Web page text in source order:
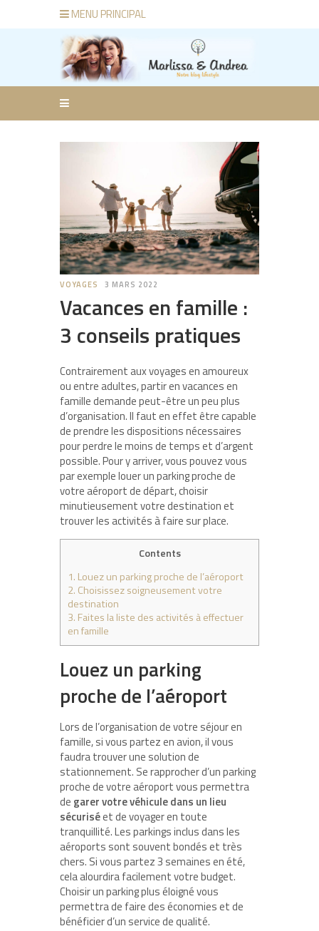
MENU PRINCIPAL
VOYAGES 3 MARS 2022
Vacances en famille :
3 conseils pratiques
Contrairement aux voyages en amoureux
ou entre adultes, partir en vacances en
famille demande peut-être un peu plus
d’organisation. Il faut en effet être capable
de prendre les dispositions nécessaires
pour perdre le moins de temps et d’argent
possible. Pour y arriver, vous pouvez vous
par exemple louer un parking proche de
votre aéroport de départ, choisir
minutieusement votre destination et
trouver les activités à faire sur place.
Contents
1. Louez un parking proche de l’aéroport
2. Choisissez soigneusement votre
destination
3. Faites la liste des activités à effectuer
en famille
Louez un parking
proche de l’aéroport
Lors de l’organisation de votre séjour en
famille, si vous partez en avion, il vous
faudra trouver une solution de
stationnement. Se rapprocher d’un parking
proche de votre aéroport vous permettra
de garer votre véhicule dans un lieu
sécuriséet de voyager en toute
tranquillité. Les parkings inclus dans les
aéroports sont souvent bondés et très
chers. Si vous partez 3 semaines en été,
cela alourdira facilement votre budget.
Choisir un parking plus éloigné vous
permettra de faire des économies et de
bénéficier d’un service de qualité.